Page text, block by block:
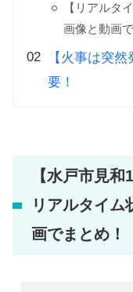
【リアルタ
画像と動画で
【火事は突
要！
【水戸市見
リアルタイム
画でまとめ！